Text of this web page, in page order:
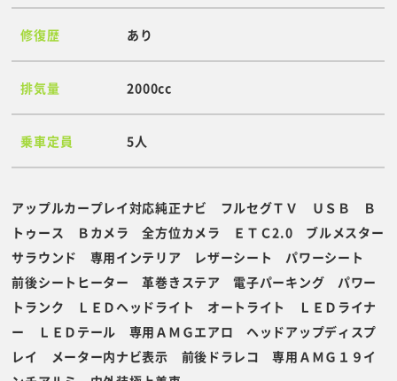
修復歴 あり
排気量 2000cc
乗車定員 5人
アップルカープレイ対応純正ナビ フルセグＴＶ ＵＳＢ Ｂ
トゥース Ｂカメラ 全方位カメラ ＥＴＣ2.0 ブルメスター
サラウンド 専用インテリア レザーシート パワーシート
前後シートヒーター 革巻きステア 電子パーキング パワー
トランク ＬＥＤヘッドライト オートライト ＬＥＤライナ
ー ＬＥＤテール 専用ＡＭＧエアロ ヘッドアップディスプ
レイ メーター内ナビ表示 前後ドラレコ 専用ＡＭＧ１９イ